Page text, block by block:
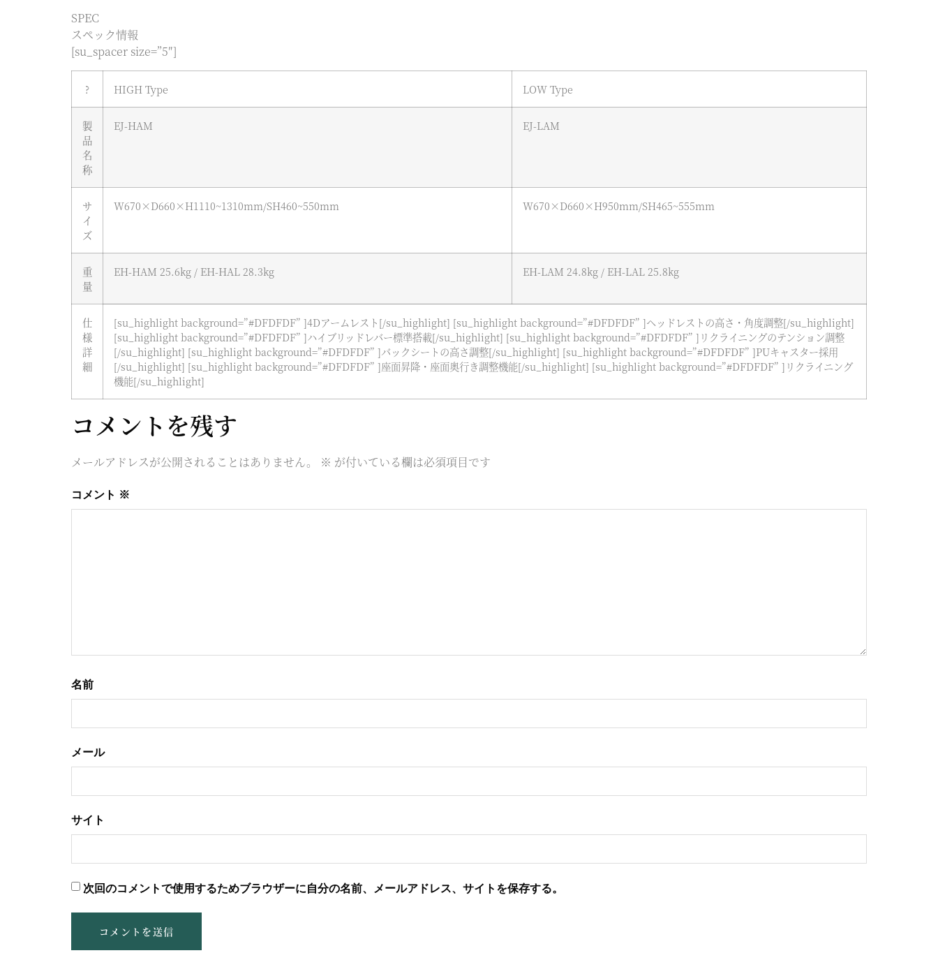
SPEC
スペック情報
[su_spacer size=”5″]
? HIGH Type LOW Type
製
品
名
称
EJ-HAM EJ-LAM
サ
イ
ズ
W670×D660×H1110~1310mm/SH460~550mm W670×D660×H950mm/SH465~555mm
重
量
EH-HAM 25.6kg / EH-HAL 28.3kg EH-LAM 24.8kg / EH-LAL 25.8kg
仕
様
詳
細
[su_highlight background=”#DFDFDF” ]4Dアームレスト[/su_highlight] [su_highlight background=”#DFDFDF” ]ヘッドレストの高さ・角度調整[/su_highlight]
[su_highlight background=”#DFDFDF” ]ハイブリッドレバー標準搭載[/su_highlight] [su_highlight background=”#DFDFDF” ]リクライニングのテンション調整
[/su_highlight] [su_highlight background=”#DFDFDF” ]バックシートの高さ調整[/su_highlight] [su_highlight background=”#DFDFDF” ]PUキャスター採用
[/su_highlight] [su_highlight background=”#DFDFDF” ]座面昇降・座面奥行き調整機能[/su_highlight] [su_highlight background=”#DFDFDF” ]リクライニング
機能[/su_highlight]
コメントを残す
メールアドレスが公開されることはありません。 ※ が付いている欄は必須項目です
コメント ※
名前
メール
サイト
次回のコメントで使用するためブラウザーに自分の名前、メールアドレス、サイトを保存する。